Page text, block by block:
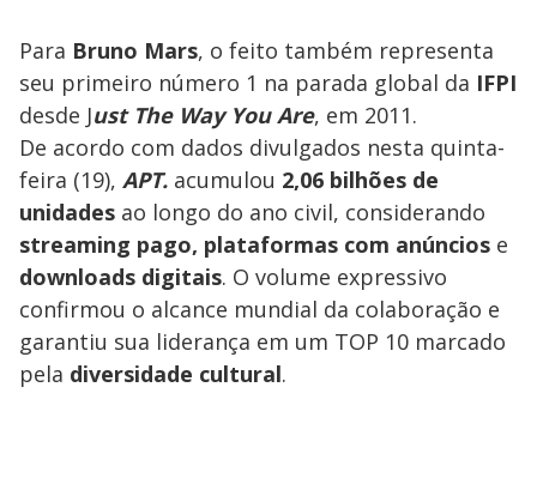
Para Bruno Mars, o feito também representa
seu primeiro número 1 na parada global da IFPI
desde Just The Way You Are, em 2011.
De acordo com dados divulgados nesta quinta-
feira (19), APT. acumulou 2,06 bilhões de
unidades ao longo do ano civil, considerando
streaming pago, plataformas com anúncios e
downloads digitais. O volume expressivo
confirmou o alcance mundial da colaboração e
garantiu sua liderança em um TOP 10 marcado
pela diversidade cultural.